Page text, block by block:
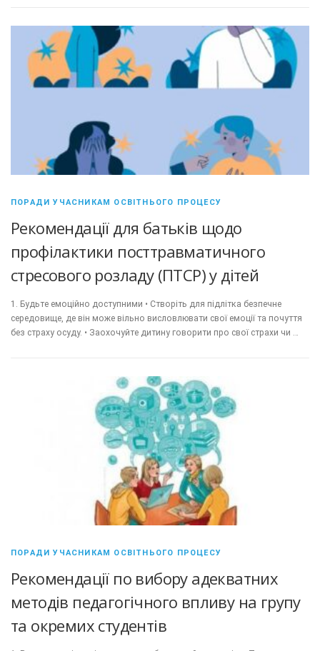
ПОРАДИ УЧАСНИКАМ ОСВІТНЬОГО ПРОЦЕСУ
Рекомендації для батьків щодо
профілактики посттравматичного
стресового розладу (ПТСР) у дітей
1. Будьте емоційно доступними • Створіть для підлітка безпечне
середовище, де він може вільно висловлювати свої емоції та почуття
без страху осуду. • Заохочуйте дитину говорити про свої страхи чи …
ПОРАДИ УЧАСНИКАМ ОСВІТНЬОГО ПРОЦЕСУ
Рекомендації по вибору адекватних
методів педагогічного впливу на групу
та окремих студентів